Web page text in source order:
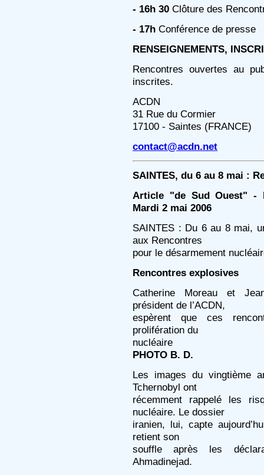
- 16h 30 Clôture des
- 17h Conférence de presse
RENSEIGNEMENTS,
Rencontres ouvertes au
inscrites.
ACDN
31 Rue du Cormier
17100 - Saintes (FRANCE)
contact@acdn.net
SAINTES, du 6 au 8 mai :
Article "de Sud Ouest" -
Mardi 2 mai 2006
SAINTES : Du 6 au 8 mai,
aux Rencontres
pour le désarmement
Rencontres explosives
Catherine Moreau et
président de l’ACDN,
espèrent que ces
prolifération du
nucléaire
PHOTO B. D.
Les images du vingtième
Tchernobyl ont
récemment rappelé les
nucléaire. Le dossier
iranien, lui, capte
retient son
souffle après les
Ahmadinejad.